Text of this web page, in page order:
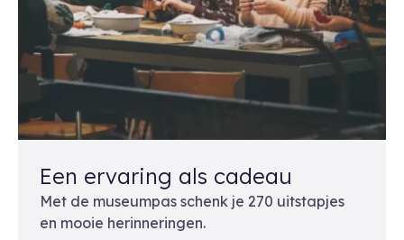
Een ervaring als cadeau
Met de museumpas schenk je 270 uitstapjes
en mooie herinneringen.